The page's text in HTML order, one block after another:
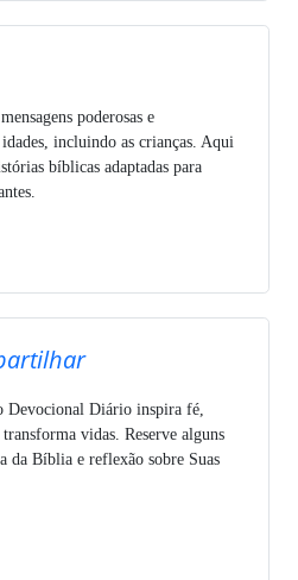
poderosas e
incluindo as crianças. Aqui
bíblicas adaptadas para
Devocional Diário inspira fé,
vidas. Reserve alguns
da Bíblia e reflexão sobre Suas